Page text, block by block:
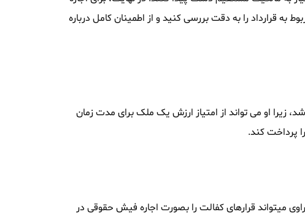
به قرارداد را به دقت بررسی کنید و از اطمینان کامل درباره
زیرا او می تواند از امتیاز ارزش یک ملک برای مدت زمان
پرداخت کند.
میتواند قرارهای کفالت را بصورت اجاره فیش حقوقی در